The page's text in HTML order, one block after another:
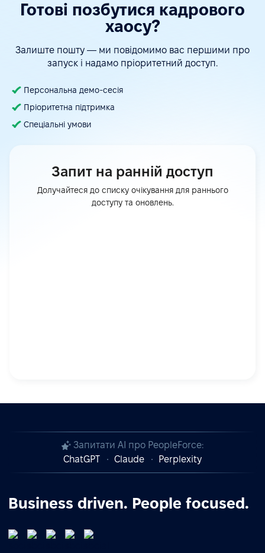
Готові позбутися кадрового
хаосу?
Залиште пошту — ми повідомимо вас першими про
запуск і надамо пріоритетний доступ.
Персональна демо-сесія
Пріоритетна підтримка
Спеціальні умови
Запит на ранній доступ
Долучайтеся до списку очікування для раннього
доступу та оновлень.
Запитати AI про PeopleForce:
ChatGPT
Claude Perplexity
Business driven. People focused.